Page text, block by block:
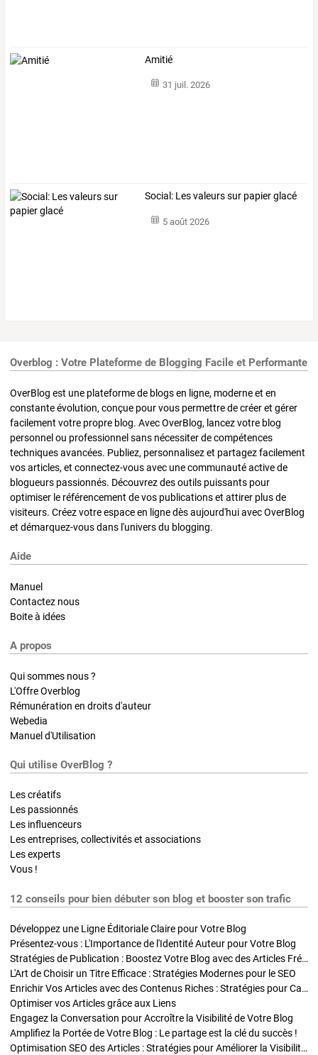
Amitié
31 juil. 2026
Social: Les valeurs sur papier glacé
5 août 2026
Overblog : Votre Plateforme de Blogging Facile et Performante
OverBlog est une plateforme de blogs en ligne, moderne et en
constante évolution, conçue pour vous permettre de créer et gérer
facilement votre propre blog. Avec OverBlog, lancez votre blog
personnel ou professionnel sans nécessiter de compétences
techniques avancées. Publiez, personnalisez et partagez facilement
vos articles, et connectez-vous avec une communauté active de
blogueurs passionnés. Découvrez des outils puissants pour
optimiser le référencement de vos publications et attirer plus de
visiteurs. Créez votre espace en ligne dès aujourd'hui avec OverBlog
et démarquez-vous dans l'univers du blogging.
Aide
Manuel
Contactez nous
Boite à idées
A propos
Qui sommes nous ?
L'Offre Overblog
Rémunération en droits d'auteur
Webedia
Manuel d'Utilisation
Qui utilise OverBlog ?
Les créatifs
Les passionnés
Les influenceurs
Les entreprises, collectivités et associations
Les experts
Vous !
12 conseils pour bien débuter son blog et booster son trafic
Développez une Ligne Éditoriale Claire pour Votre Blog
Présentez-vous : L'Importance de l'Identité Auteur pour Votre Blog
Stratégies de Publication : Boostez Votre Blog avec des Articles Fréquents et Exclusifs
L'Art de Choisir un Titre Efficace : Stratégies Modernes pour le SEO
Enrichir Vos Articles avec des Contenus Riches : Stratégies pour Captiver et Optimiser
Optimiser vos Articles grâce aux Liens
Engagez la Conversation pour Accroître la Visibilité de Votre Blog
Amplifiez la Portée de Votre Blog : Le partage est la clé du succès !
Optimisation SEO des Articles : Stratégies pour Améliorer la Visibilité de Votre Blog